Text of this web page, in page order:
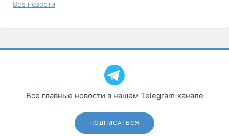
Все новости
Все главные новости в нашем Telegram‑канале
ПОДПИСАТЬСЯ